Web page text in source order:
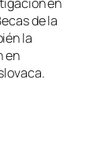
de la
la
en